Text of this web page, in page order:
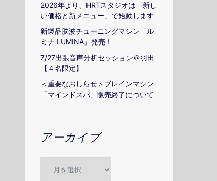
2026年より、HRTスタジオは「新し
い価格と新メニュー」で始動します
新製品脳波チューニングマシン「ル
ミナ LUMINA」発売！
7/27出張音声分析セッション＠羽田
【４名限定】
＜重要なおしらせ＞ブレインマシン
「マインドスパ」販売終了について
アーカイブ